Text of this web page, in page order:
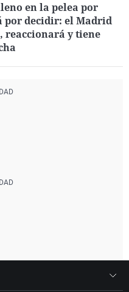
en la pelea por
por decidir: el Madrid
reaccionará y tiene